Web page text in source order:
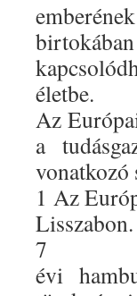
életbe.
Az
a
vonatkozó
1 Az
Lisszabon.
7
évi